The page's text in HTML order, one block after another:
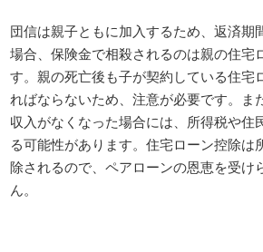
団信は親子ともに加入するため、返済期
場合、保険金で相殺されるのは親の住宅
す。親の死亡後も子が契約している住宅
ればならないため、注意が必要です。ま
収入がなくなった場合には、所得税や住
る可能性があります。住宅ローン控除は
除されるので、ペアローンの恩恵を受け
ん。